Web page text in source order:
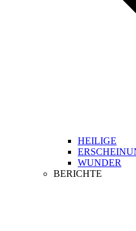
HEILIGE
WUNDER
BERICHTE